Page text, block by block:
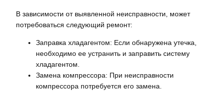
В зависимости от выявленной неисправности, может
потребоваться следующий ремонт:
Заправка хладагентом: Если обнаружена утечка,
необходимо ее устранить и заправить систему
хладагентом.
Замена компрессора: При неисправности
компрессора потребуется его замена.